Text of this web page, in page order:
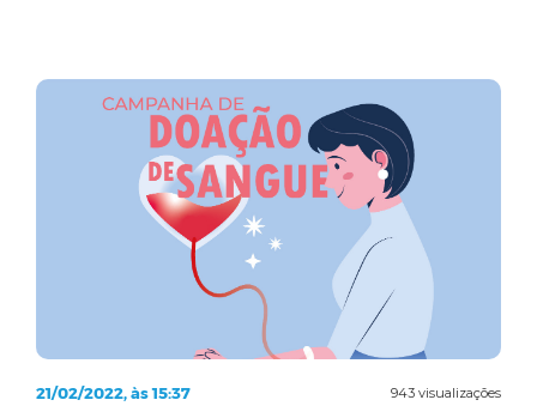
943 visualizações
21/02/2022, às 15:37